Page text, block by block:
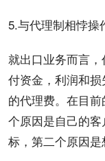
5.与代理制相悖操
就出口业务而言
付资金，利润和
的代理费。在目
个原因是自己的
标，第二个原因是